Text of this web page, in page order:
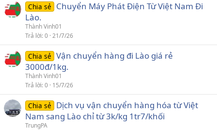
Chia sẻ
Chuyển Máy Phát Điện Từ Việt Nam Đi
Lào.
Thành Vinh01
Trả lời 0 21/7/26
Chia sẻ Vận chuyển hàng đi Lào giá rẻ
3000đ/1kg.
Thành Vinh01
Trả lời 0 15/7/26
Chia sẻ
Dịch vụ vận chuyển hàng hóa từ Việt
Nam sang Lào chỉ từ 3k/kg 1tr7/khối
TrungPA